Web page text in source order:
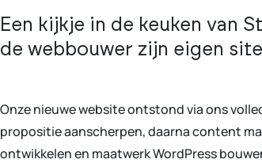
Een kijkje in de keuken van
de webbouwer zijn eigen
Onze nieuwe website ontstond via ons
propositie aanscherpen, daarna content
ontwikkelen en maatwerk WordPress